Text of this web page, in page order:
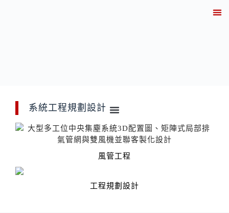
系統工程規劃設計
風管工程
工程規劃設計